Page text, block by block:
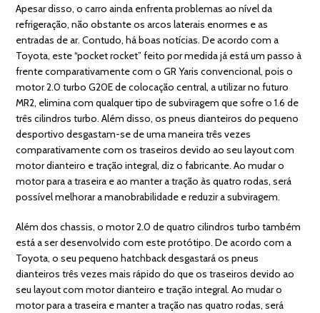
Apesar disso, o carro ainda enfrenta problemas ao nível da
refrigeração, não obstante os arcos laterais enormes e as
entradas de ar. Contudo, há boas notícias. De acordo com a
Toyota, este “pocket rocket” feito por medida já está um passo à
frente comparativamente com o GR Yaris convencional, pois o
motor 2.0 turbo G20E de colocação central, a utilizar no futuro
MR2, elimina com qualquer tipo de subviragem que sofre o 1.6 de
três cilindros turbo. Além disso, os pneus dianteiros do pequeno
desportivo desgastam-se de uma maneira três vezes
comparativamente com os traseiros devido ao seu layout com
motor dianteiro e tração integral, diz o fabricante. Ao mudar o
motor para a traseira e ao manter a tração às quatro rodas, será
possível melhorar a manobrabilidade e reduzir a subviragem.
Além dos chassis, o motor 2.0 de quatro cilindros turbo também
está a ser desenvolvido com este protótipo. De acordo com a
Toyota, o seu pequeno hatchback desgastará os pneus
dianteiros três vezes mais rápido do que os traseiros devido ao
seu layout com motor dianteiro e tração integral. Ao mudar o
motor para a traseira e manter a tração nas quatro rodas, será